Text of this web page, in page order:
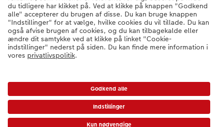
Fotoprodukter
Andre produkter
Kontakt kundeservice:78 79 78 09- Man-fre: 09:00-20:00 | Søn: 14:00-
20:00 (undtagen helligdage)